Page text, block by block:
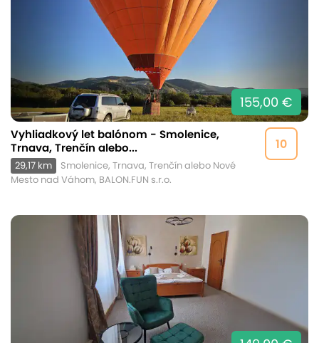
155,00 €
10
Vyhliadkový let balónom - Smolenice,
Trnava, Trenčín alebo...
29,17 km
Smolenice, Trnava, Trenčín alebo Nové
Mesto nad Váhom, BALON.FUN s.r.o.